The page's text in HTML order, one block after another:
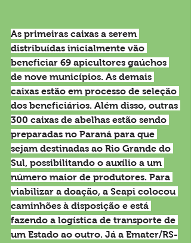
As primeiras caixas a serem
distribuídas inicialmente vão
beneficiar 69 apicultores gaúchos
de nove municípios. As demais
caixas estão em processo de seleção
dos beneficiários. Além disso, outras
300 caixas de abelhas estão sendo
preparadas no Paraná para que
sejam destinadas ao Rio Grande do
Sul, possibilitando o auxílio a um
número maior de produtores. Para
viabilizar a doação, a Seapi colocou
caminhões à disposição e está
fazendo a logística de transporte de
um Estado ao outro. Já a Emater/RS-